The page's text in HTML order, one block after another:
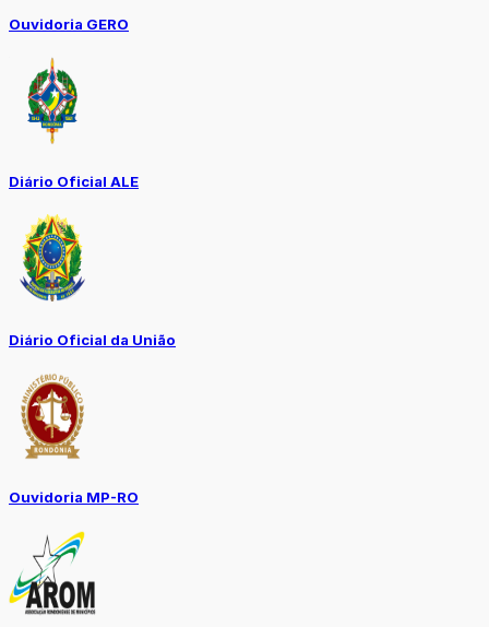
Ouvidoria GERO
Diário Oficial ALE
Diário Oficial da União
Ouvidoria MP-RO